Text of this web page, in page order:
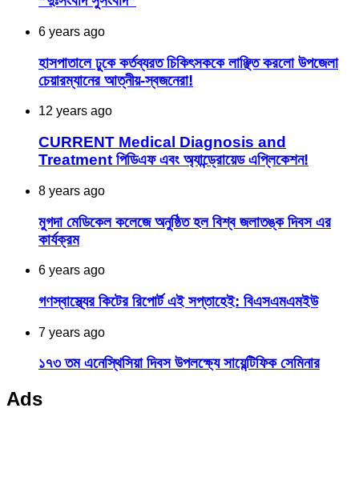
6 years ago
হাসপাতালে ঢুকে কর্তব্যরত চিকিৎসককে লাঞ্ছিত করলো উপজেলা
চেয়ারম্যানের আত্নীয়-স্বজনেরা!
12 years ago
CURRENT Medical Diagnosis and
Treatment পিডিএফ এবং অ্যান্ড্রোয়েড এপ্লিকেশন!
8 years ago
মুগদা মেডিকেল কলেজে অনুষ্ঠিত হল বিশ্ব জলাতঙ্ক দিবস এর
কার্যক্রম
6 years ago
গণস্বাস্থ্যের কিটের রিপোর্ট এই সপ্তাহেই: বিএসএমএমইউ
7 years ago
১৭৩ তম এনেস্থিসিয়া দিবস উপলক্ষ্যে সায়েন্টিফিক সেমিনার
Ads